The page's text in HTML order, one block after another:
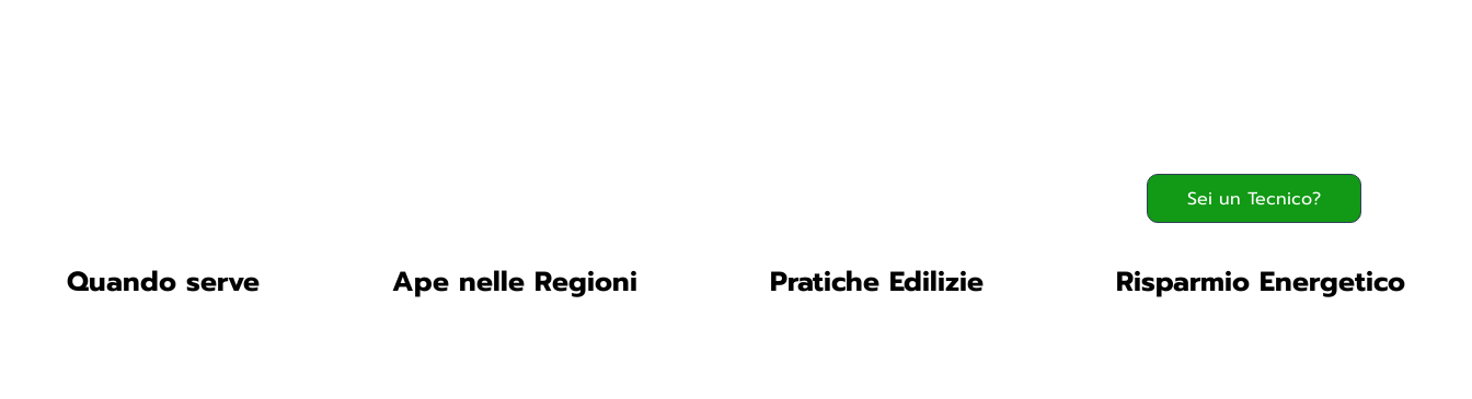
Sei un Tecnico?
Quando serve Ape nelle Regioni Pratiche Edilizie Risparmio Energetico